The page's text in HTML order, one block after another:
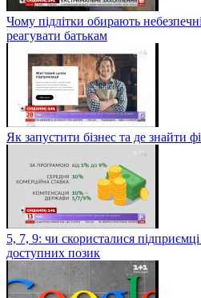
Чому підлітки обирають
реагувати батькам
Як запустити бізнес та де знайти
5, 7, 9: чи скористалися
доступних позик